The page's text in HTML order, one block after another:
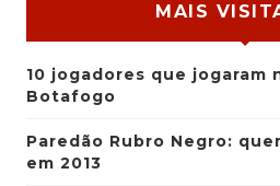
MAIS
10 jogadores que jogaram
Botafogo
Paredão Rubro Negro:
em 2013